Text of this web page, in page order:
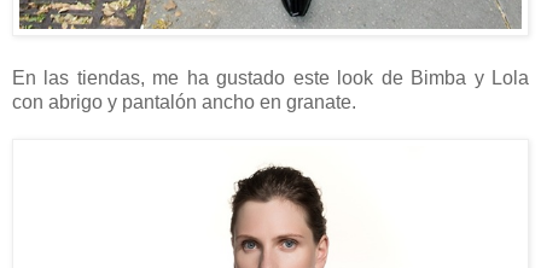
En las tiendas, me ha gustado este look de Bimba y Lola
con abrigo y pantalón ancho en granate.